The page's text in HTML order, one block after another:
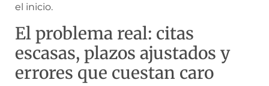
el inicio.
El problema real: citas
escasas, plazos ajustados y
errores que cuestan caro